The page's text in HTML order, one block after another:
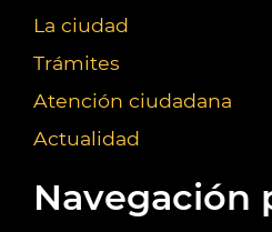
La ciudad
Trámites
Atención ciudadana
Actualidad
Navegación